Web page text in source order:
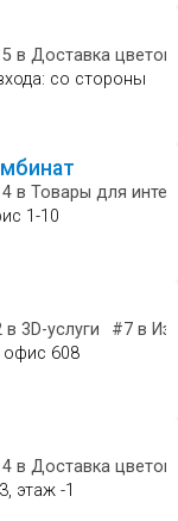
в Доставка цветов
со стороны
в Товары для
1-10
в 3D-услуги #7 в
офис 608
в Доставка цветов
этаж -1